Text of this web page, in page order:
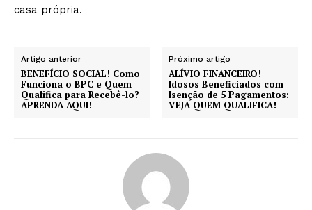
casa própria.
Artigo anterior
BENEFÍCIO SOCIAL! Como
Funciona o BPC e Quem
Qualifica para Recebê-lo?
APRENDA AQUI!
Próximo artigo
ALÍVIO FINANCEIRO!
Idosos Beneficiados com
Isenção de 5 Pagamentos:
VEJA QUEM QUALIFICA!